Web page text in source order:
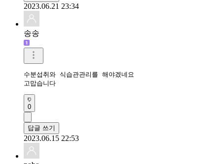
2023.06.21 23:34
송송
수분섭취와 식습관관리를 해야겠네요
고맙습니다
0
답글 쓰기
2023.06.15 22:53